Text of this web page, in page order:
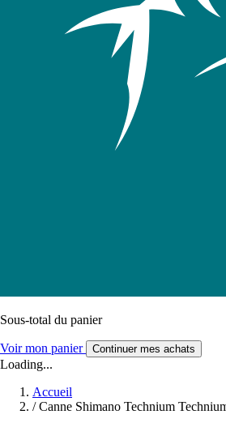
Sous-total du panier
Voir mon panier Continuer mes achats
Loading...
Accueil
/ Canne Shimano Technium